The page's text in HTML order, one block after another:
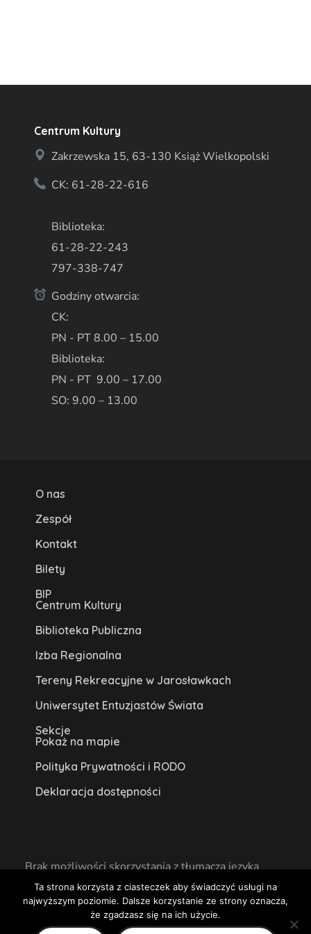
Centrum Kultury
Zakrzewska 15, 63-130 Książ Wielkopolski
CK: 61-28-22-616
Biblioteka:
61-28-22-243
797-338-747
Godziny otwarcia:
CK:
PN - PT 8.00 – 15.00
Biblioteka:
PN - PT 9.00 – 17.00
SO: 9.00 – 13.00
O nas
Zespół
Kontakt
Bilety
BIP
Centrum Kultury
Biblioteka Publiczna
Izba Regionalna
Tereny Rekreacyjne w Jarosławkach
Uniwersytet Entuzjastów Świata
Sekcje
Pokaż na mapie
Polityka Prywatności i RODO
Deklaracja dostępności
Brak możliwości skorzystania z tłumacza języka
migowego na miejscu lub online.
Centrum Kultury w Książu Wielkopolskim 2020
Ta strona korzysta z ciasteczek aby świadczyć usługi na
najwyższym poziomie. Dalsze korzystanie ze strony oznacza,
że zgadzasz się na ich użycie.